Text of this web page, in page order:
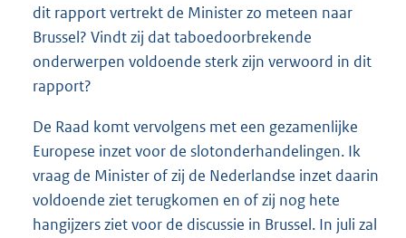
dit rapport vertrekt de Minister zo meteen naar
Brussel? Vindt zij dat taboedoorbrekende
onderwerpen voldoende sterk zijn verwoord in dit
rapport?
De Raad komt vervolgens met een gezamenlijke
Europese inzet voor de slotonderhandelingen. Ik
vraag de Minister of zij de Nederlandse inzet daarin
voldoende ziet terugkomen en of zij nog hete
hangijzers ziet voor de discussie in Brussel. In juli zal